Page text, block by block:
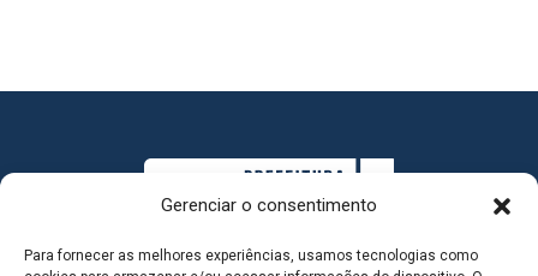
Gerenciar o consentimento
Para fornecer as melhores experiências, usamos tecnologias como